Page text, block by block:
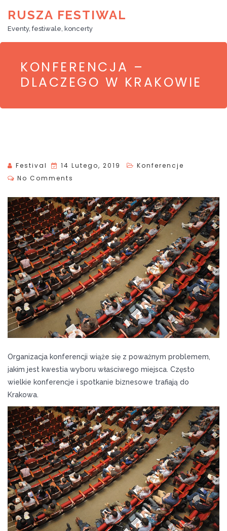
RUSZA FESTIWAL
Eventy, festiwale, koncerty
KONFERENCJA –
DLACZEGO W KRAKOWIE
Festival
P
O
T
E
D
O
N
14 Lutego, 2019
Konferencje
No Comments
Organizacja konferencji wiąże się z poważnym problemem,
jakim jest kwestia wyboru właściwego miejsca. Często
wielkie konferencje i spotkanie biznesowe trafiają do
Krakowa.